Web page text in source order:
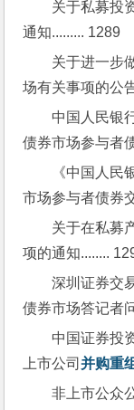
关于私募投
通知......... 1289
关于进一步
场有关事项的公
中国人民银
债券市场参与者
《中国人民
市场参与者债券
关于在私募
项的通知........
深圳证券交
债券市场答记者
中国证券投
上市公司并购重
非上市公众